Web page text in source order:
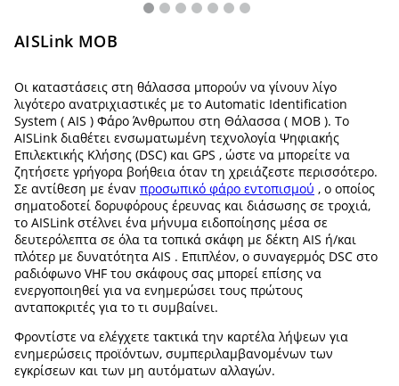
AISLink MOB
Οι καταστάσεις στη θάλασσα μπορούν να γίνουν λίγο
λιγότερο ανατριχιαστικές με το Automatic Identification
System ( AIS ) Φάρο Άνθρωπου στη Θάλασσα ( MOB ). Το
AISLink διαθέτει ενσωματωμένη τεχνολογία Ψηφιακής
Επιλεκτικής Κλήσης (DSC) και GPS , ώστε να μπορείτε να
ζητήσετε γρήγορα βοήθεια όταν τη χρειάζεστε περισσότερο.
Σε αντίθεση με έναν προσωπικό φάρο εντοπισμού , ο οποίος
σηματοδοτεί δορυφόρους έρευνας και διάσωσης σε τροχιά,
το AISLink στέλνει ένα μήνυμα ειδοποίησης μέσα σε
δευτερόλεπτα σε όλα τα τοπικά σκάφη με δέκτη AIS ή/και
πλότερ με δυνατότητα AIS . Επιπλέον, ο συναγερμός DSC στο
ραδιόφωνο VHF του σκάφους σας μπορεί επίσης να
ενεργοποιηθεί για να ενημερώσει τους πρώτους
ανταποκριτές για το τι συμβαίνει.
Φροντίστε να ελέγχετε τακτικά την καρτέλα λήψεων για
ενημερώσεις προϊόντων, συμπεριλαμβανομένων των
εγκρίσεων και των μη αυτόματων αλλαγών.